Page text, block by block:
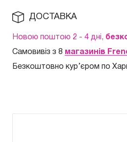
ДОСТАВКА
Новою поштою 2 - 4 дні,
Самовивіз з 8 магазинів
Безкоштовно кур’єром по